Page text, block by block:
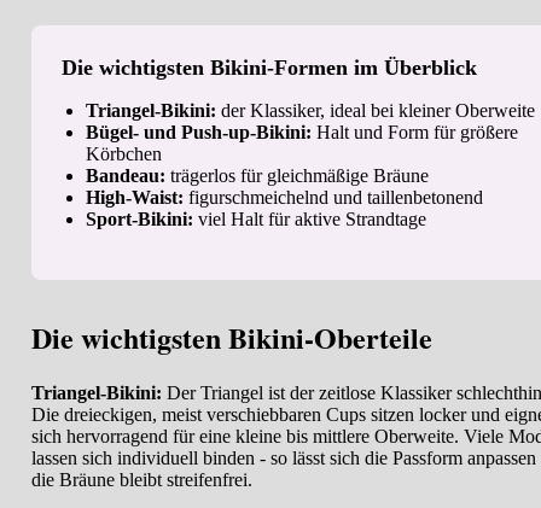
Die wichtigsten Bikini-Formen im Überblick
Triangel-Bikini: der Klassiker, ideal bei kleiner Oberweite
Bügel- und Push-up-Bikini: Halt und Form für größere
Körbchen
Bandeau: trägerlos für gleichmäßige Bräune
High-Waist: figurschmeichelnd und taillenbetonend
Sport-Bikini: viel Halt für aktive Strandtage
Die wichtigsten Bikini-Oberteile
Triangel-Bikini: Der Triangel ist der zeitlose Klassiker
Die dreieckigen, meist verschiebbaren Cups sitzen locker und
sich hervorragend für eine kleine bis mittlere Oberweite. Viele
lassen sich individuell binden - so lässt sich die Passform anpassen
die Bräune bleibt streifenfrei.